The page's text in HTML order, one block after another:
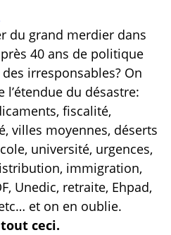
du grand merdier dans
40 ans de politique
irresponsables? On
du désastre:
fiscalité,
villes moyennes, déserts
université, urgences,
immigration,
Unedic, retraite, Ehpad,
et on en oublie.
ceci.